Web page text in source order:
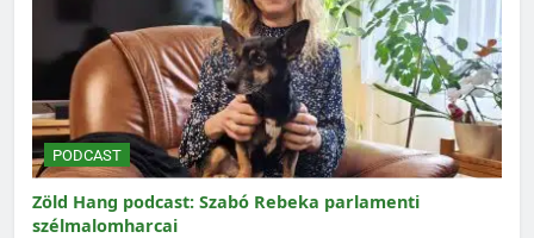
PODCAST
Zöld Hang podcast: Szabó Rebeka parlamenti
szélmalomharcai